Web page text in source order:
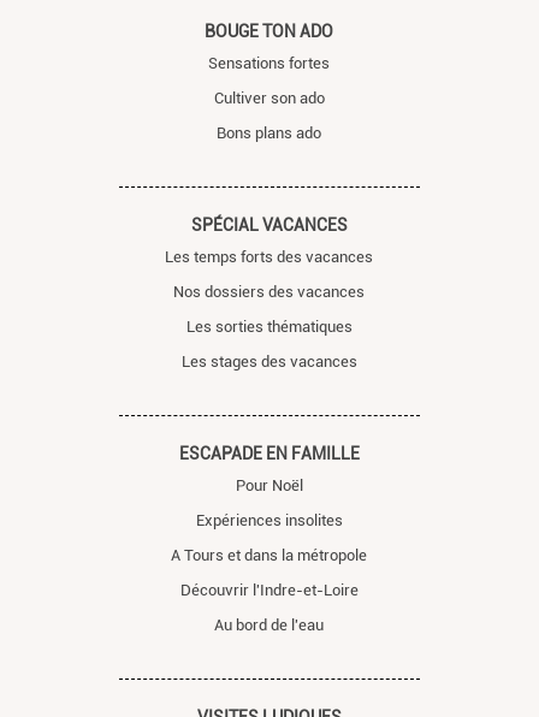
BOUGE TON ADO
Sensations fortes
Cultiver son ado
Bons plans ado
SPÉCIAL VACANCES
Les temps forts des vacances
Nos dossiers des vacances
Les sorties thématiques
Les stages des vacances
ESCAPADE EN FAMILLE
Pour Noël
Expériences insolites
A Tours et dans la métropole
Découvrir l'Indre-et-Loire
Au bord de l'eau